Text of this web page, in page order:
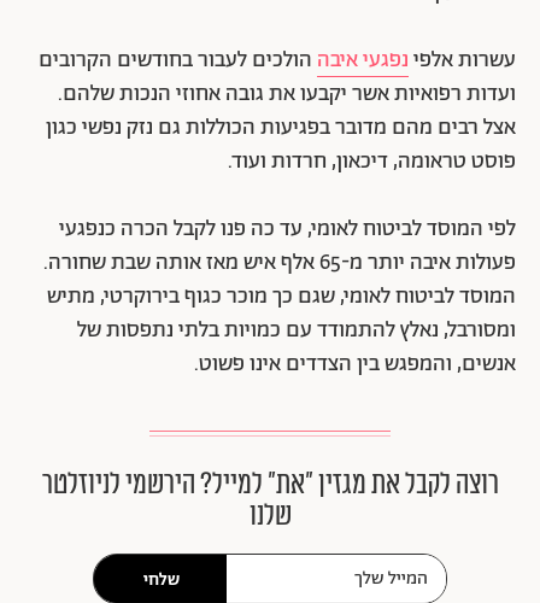
עשרות אלפינפגעי איבה הולכים לעבור בחודשים הקרובים
ועדות רפואיות אשר יקבעו את גובה אחוזי הנכות שלהם.
אצל רבים מהם מדובר בפגיעות הכוללות גם נזק נפשי כגון
פוסט טראומה, דיכאון, חרדות ועוד.
לפי המוסד לביטוח לאומי, עד כה פנו לקבל הכרה כנפגעי
פעולות איבה יותר מ-65 אלף איש מאז אותה שבת שחורה.
המוסד לביטוח לאומי, שגם כך מוכר כגוף בירוקרטי, מתיש
ומסורבל, נאלץ להתמודד עם כמויות בלתי נתפסות של
אנשים, והמפגש בין הצדדים אינו פשוט.
רוצה לקבל את מגזין ״את״ למייל? הירשמי לניוזלטר
שלנו
שלחי